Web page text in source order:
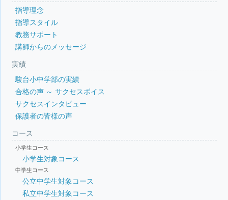
指導理念
指導スタイル
教務サポート
講師からのメッセージ
実績
駿台小中学部の実績
合格の声 ～ サクセスボイス
サクセスインタビュー
保護者の皆様の声
コース
小学生コース
小学生対象コース
中学生コース
公立中学生対象コース
私立中学生対象コース